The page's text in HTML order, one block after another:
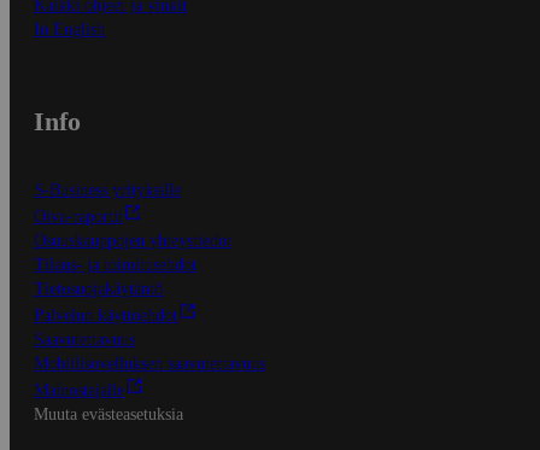
Kaikki ohjeet ja vinkit
In English
Info
S-Business yrityksille
Oiva-raportit
Osuuskauppojen yhteystiedot
Tilaus- ja toimitusehdot
Tietosuojakäytäntö
Palvelun käyttöehdot
Saavutettavuus
Mobiilisovelluksen saavutettavuus
Mainostajalle
Muuta evästeasetuksia